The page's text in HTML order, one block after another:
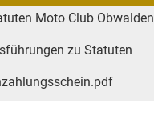
Moto Club Obwalden
zu Statuten